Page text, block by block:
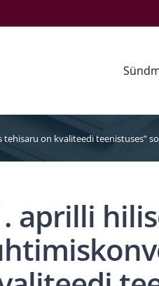
on kvaliteedi teenistuses”
aprilli